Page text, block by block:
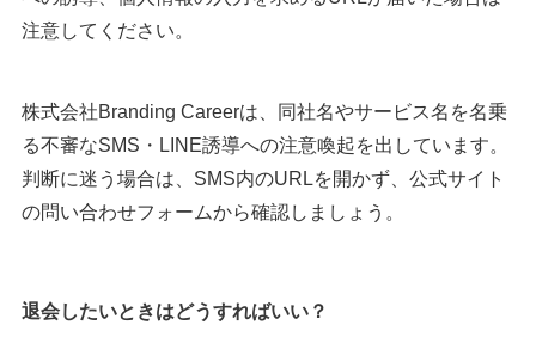
注意してください。
株式会社Branding Careerは、同社名やサービス名を名乗
る不審なSMS・LINE誘導への注意喚起を出しています。
判断に迷う場合は、SMS内のURLを開かず、公式サイト
の問い合わせフォームから確認しましょう。
退会したいときはどうすればいい？